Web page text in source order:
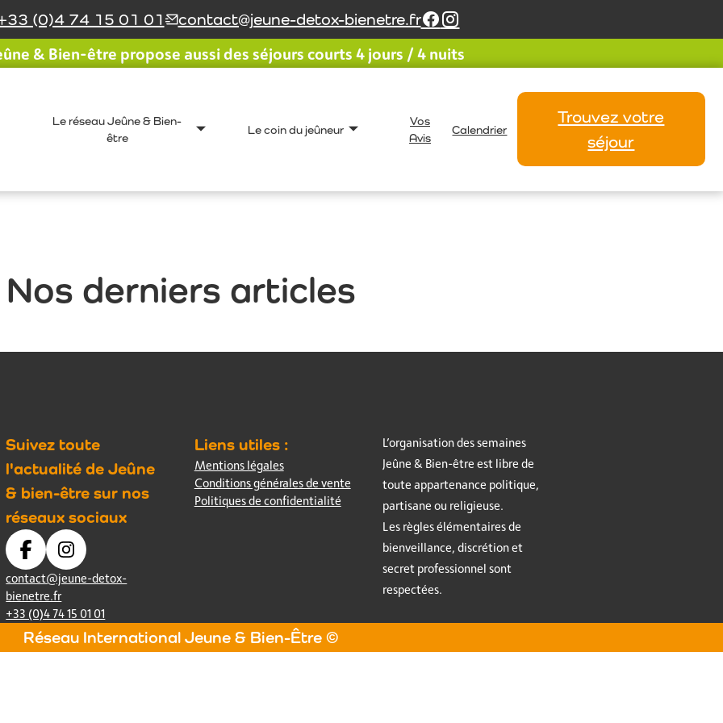
(0)4 74 15 01 01 contact@jeune-detox-bienetre.fr
& Bien-être propose aussi des séjours courts 4 jours / 4 nuits
Le réseau Jeûne & Bien-
être
Le coin du jeûneur
Vos
Avis
Calendrier
Trouvez votre
séjour
Nos derniers articles
Suivez toute
l'actualité de Jeûne
& bien-être sur nos
réseaux sociaux
contact@jeune-detox-
bienetre.fr
+33 (0)4 74 15 01 01
Liens utiles :
Mentions légales
Conditions générales de vente
Politiques de confidentialité
L’organisation des semaines
Jeûne & Bien-être est libre de
toute appartenance politique,
partisane ou religieuse.
Les règles élémentaires de
bienveillance, discrétion et
secret professionnel sont
respectées.
Réseau International Jeune & Bien-Être ©